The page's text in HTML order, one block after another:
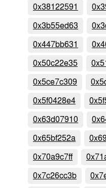
0x38122591
0x3b55ed63
0x447bb631
0x50c22e35
0x5ce7c309
0x5f0428e4
0x63d07910
0x65bf252a
0x70a9c7ff
0x7c26cc3b